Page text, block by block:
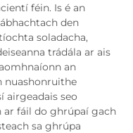
féin. Is é an
den
soladacha,
trádála ar ais
an
nuashonruithe
airgeadais seo
ar fáil do ghrúpaí gach
sa ghrúpa